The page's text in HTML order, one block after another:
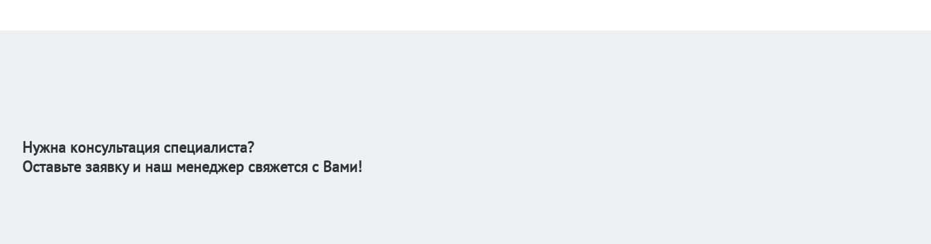
Нужна консультация специалиста?
Оставьте заявку и наш менеджер свяжется с Вами!